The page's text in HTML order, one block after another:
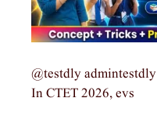
@testdly admintestdly
In CTET 2026, evs